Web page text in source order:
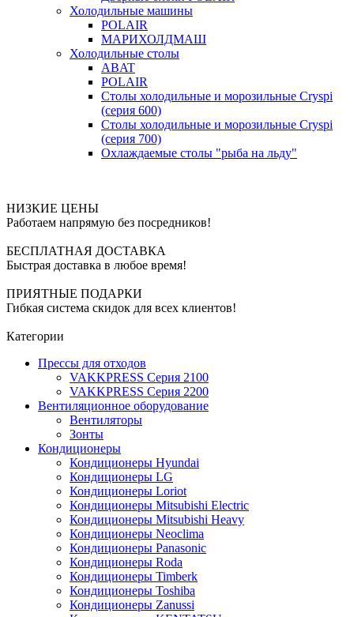
Холодильные машины
POLAIR
МАРИХОЛДМАШ
Холодильные столы
ABAT
POLAIR
Столы холодильные и морозильные Cryspi
(серия 600)
Столы холодильные и морозильные Cryspi
(серия 700)
Охлаждаемые столы "рыба на льду"
НИЗКИЕ ЦЕНЫ
Работаем напрямую без посредников!
БЕСПЛАТНАЯ ДОСТАВКА
Быстрая доставка в любое время!
ПРИЯТНЫЕ ПОДАРКИ
Гибкая система скидок для всех клиентов!
Категории
Прессы для отходов
VAKKPRESS Серия 2100
VAKKPRESS Серия 2200
Вентиляционное оборудование
Вентиляторы
Зонты
Кондиционеры
Кондиционеры Hyundai
Кондиционеры LG
Кондиционеры Loriot
Кондиционеры Mitsubishi Electric
Кондиционеры Mitsubishi Heavy
Кондиционеры Neoclima
Кондиционеры Panasonic
Кондиционеры Roda
Кондиционеры Timberk
Кондиционеры Toshiba
Кондиционеры Zanussi